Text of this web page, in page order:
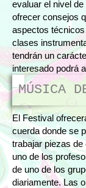
evaluar el nivel
ofrecer consejos
aspectos
clases
tendrán un
interesado podrá
MÚSICA
El Festival
cuerda donde se
trabajar piezas
uno de los
de uno de los
diariamente. Las